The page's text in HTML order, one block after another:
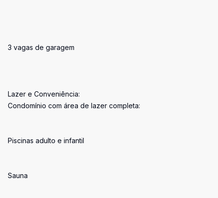
3 vagas de garagem
Lazer e Conveniência:
Condomínio com área de lazer completa:
Piscinas adulto e infantil
Sauna